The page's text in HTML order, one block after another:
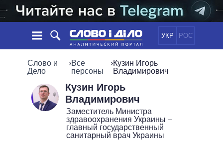
УКР РОС
НОВОСТИ
ЛЕНТА
СОБЫТИЯ
МНЕНИЯ
ПОЛИТИКА
ЭКОНОМИКА
ОБЩЕСТВО
МИР
ОБЕЩАНИЯ
ПОЛИТИКИ
ВСЕ ПОЛИТИКИИНФОГРАФИКА
Слово и
Дело
›Все
персоны
›Кузин Игорь
Владимирович
Кузин Игорь
Владимирович
Заместитель Министра
здравоохранения Украины –
главный государственный
санитарный врач Украины